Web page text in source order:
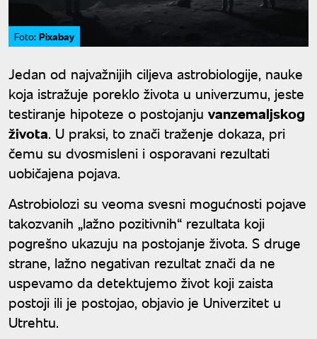
Foto: Pixabay
Jedan od najvažnijih ciljeva astrobiologije, nauke
koja istražuje poreklo života u univerzumu, jeste
testiranje hipoteze o postojanju vanzemaljskog
života. U praksi, to znači traženje dokaza, pri
čemu su dvosmisleni i osporavani rezultati
uobičajena pojava.
Astrobiolozi su veoma svesni mogućnosti pojave
takozvanih „lažno pozitivnih“ rezultata koji
pogrešno ukazuju na postojanje života. S druge
strane, lažno negativan rezultat znači da ne
uspevamo da detektujemo život koji zaista
postoji ili je postojao, objavio je Univerzitet u
Utrehtu.